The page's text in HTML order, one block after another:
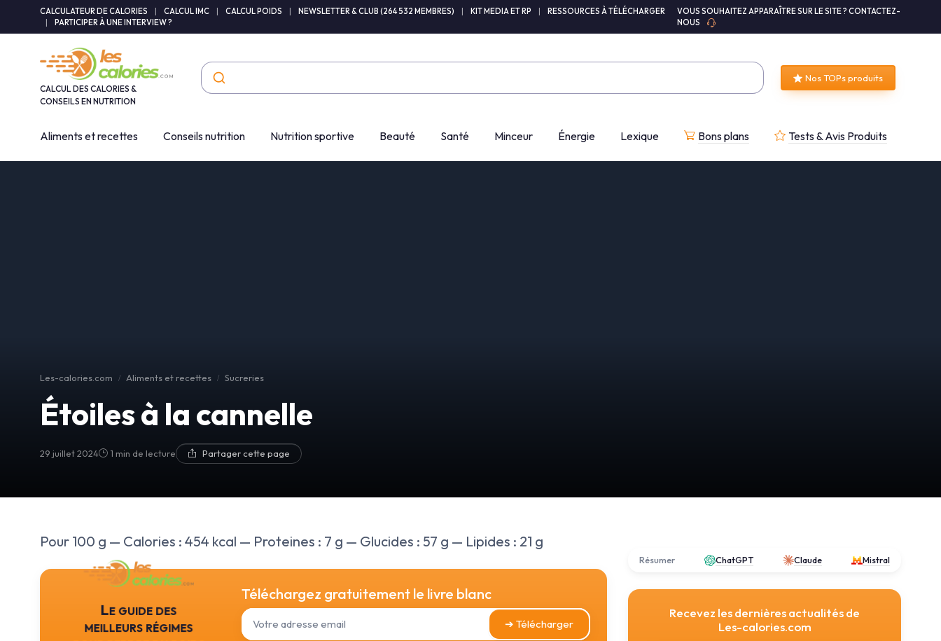
CALCULATEUR DE CALORIES CALCUL IMC CALCUL POIDS NEWSLETTER & CLUB (264 532 MEMBRES) KIT MEDIA ET RP
RESSOURCES À TÉLÉCHARGER
PARTICIPER À UNE INTERVIEW ?
VOUS SOUHAITEZ APPARAÎTRE SUR LE SITE ? CONTACTEZ-
NOUS
CALCUL DES CALORIES &
CONSEILS EN NUTRITION
Nos TOPs produits
Aliments et recettes Conseils nutrition Nutrition sportive Beauté Santé Minceur Énergie Lexique Bons plans Tests & Avis Produits
Les-calories.com Aliments et recettes Sucreries
Étoiles à la cannelle
29 juillet 2024 1 min de lecture Partager cette page
Pour 100 g — Calories : 454 kcal — Proteines : 7 g — Glucides : 57 g — Lipides : 21 g
Le guide des
meilleurs régimes
Téléchargez gratuitement le livre blanc
➔ Télécharger
Résumer ChatGPT Claude Mistral
Recevez les dernières actualités de
Les-calories.com
Panneau de gestion des cookies